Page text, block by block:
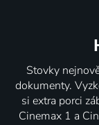
Stovky
dokumenty.
si extra porci
Cinemax 1 a